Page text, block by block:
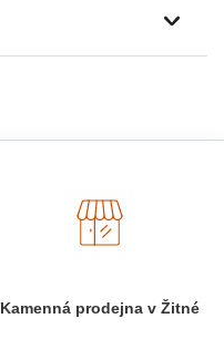
Kamenná prodejna v Žitné